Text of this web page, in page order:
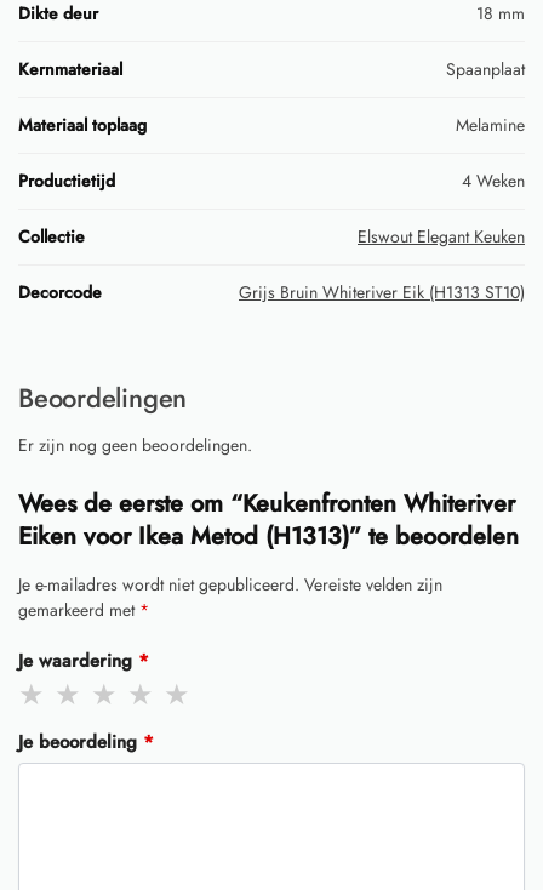
Dikte deur 18 mm
Kernmateriaal Spaanplaat
Materiaal toplaag Melamine
Productietijd 4 Weken
Collectie Elswout Elegant Keuken
Decorcode Grijs Bruin Whiteriver Eik (H1313 ST10)
Beoordelingen
Er zijn nog geen beoordelingen.
Wees de eerste om “Keukenfronten Whiteriver
Eiken voor Ikea Metod (H1313)” te beoordelen
Je e-mailadres wordt niet gepubliceerd. Vereiste velden zijn
gemarkeerd met *
Je waardering *
Je beoordeling *